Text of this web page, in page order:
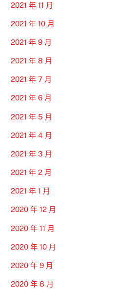
2021 年 11 月
2021 年 10 月
2021 年 9 月
2021 年 8 月
2021 年 7 月
2021 年 6 月
2021 年 5 月
2021 年 4 月
2021 年 3 月
2021 年 2 月
2021 年 1 月
2020 年 12 月
2020 年 11 月
2020 年 10 月
2020 年 9 月
2020 年 8 月